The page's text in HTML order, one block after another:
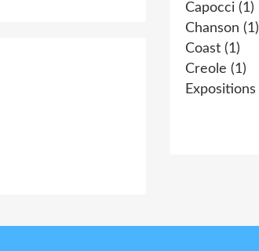
Capocci (1)
Chanson (1)
Coast (1)
Creole (1)
Expositions